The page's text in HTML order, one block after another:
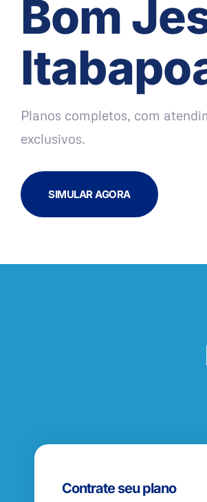
Bom
Planos completos, com
exclusivos.
SIMULAR AGORA
Contrate seu plano